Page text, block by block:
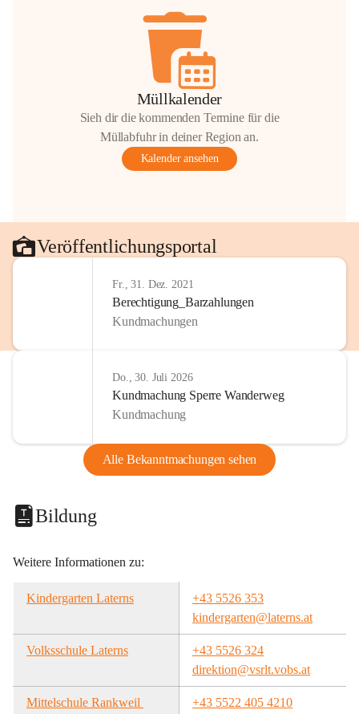
Müllkalender
Sieh dir die kommenden Termine für die
Müllabfuhr in deiner Region an.
Kalender ansehen
Veröffentlichungsportal
Fr., 31. Dez. 2021
Berechtigung_Barzahlungen
Kundmachungen
Do., 30. Juli 2026
Kundmachung Sperre Wanderweg
Kundmachung
Alle Bekanntmachungen sehen
Bildung
Weitere Informationen zu:
Kindergarten Laterns
+43 5526 353
kindergarten@laterns.at
Volksschule Laterns
+43 5526 324
direktion@vsrlt.vobs.at
Mittelschule Rankweil
+43 5522 405 4210